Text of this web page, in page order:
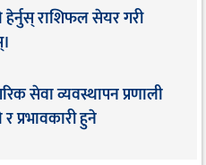
राशिफल सेयर गरी
सेवा व्यवस्थापन प्रणाली
प्रभावकारी हुने